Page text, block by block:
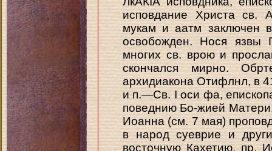
исповдание Христа св.
мукам и аатм заключен
освобожден. Нося язвы
многих св. врою и
скончался мирно.
архидиакона Отифлнл, в
и п.—Св. I оси фа,
поведнию Бо-жией
Иоанна (см. 7 мая)
в народ суеврие и
восточную Кахетию, пр.